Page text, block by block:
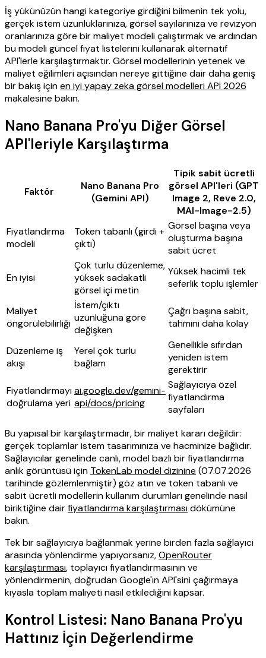
İş yükünüzün hangi kategoriye girdiğini bilmenin tek yolu,
gerçek istem uzunluklarınıza, görsel sayılarınıza ve revizyon
oranlarınıza göre bir maliyet modeli çalıştırmak ve ardından
bu modeli güncel fiyat listelerini kullanarak alternatif
API'lerle karşılaştırmaktır. Görsel modellerinin yetenek ve
maliyet eğilimleri açısından nereye gittiğine dair daha geniş
bir bakış içinen iyi yapay zeka görsel modelleri API 2026
makalesine bakın.
Nano Banana Pro'yu Diğer Görsel
API'leriyle Karşılaştırma
Faktör
Nano Banana Pro
(Gemini API)
Tipik sabit ücretli
görsel API'leri (GPT
Image 2, Reve 2.0,
MAI-Image-2.5)
Fiyatlandırma
modeli
Token tabanlı (girdi +
çıktı)
Görsel başına veya
oluşturma başına
sabit ücret
En iyisi
Çok turlu düzenleme,
yüksek sadakatli
görsel içi metin
Yüksek hacimli tek
seferlik toplu işlemler
Maliyet
öngörülebilirliği
İstem/çıktı
uzunluğuna göre
değişken
Çağrı başına sabit,
tahmini daha kolay
Düzenleme iş
akışı
Yerel çok turlu
bağlam
Genellikle sıfırdan
yeniden istem
gerektirir
Fiyatlandırmayı
doğrulama yeri
ai.google.dev/gemini-
api/docs/pricing
Sağlayıcıya özel
fiyatlandırma
sayfaları
Bu yapısal bir karşılaştırmadır, bir maliyet kararı değildir:
gerçek toplamlar istem tasarımınıza ve hacminize bağlıdır.
Sağlayıcılar genelinde canlı, model bazlı bir fiyatlandırma
anlık görüntüsü için TokenLab model dizinine (07.07.2026
tarihinde gözlemlenmiştir) göz atın ve token tabanlı ve
sabit ücretli modellerin kullanım durumları genelinde nasıl
biriktiğine dairfiyatlandırma karşılaştırmasıdökümüne
bakın.
Tek bir sağlayıcıya bağlanmak yerine birden fazla sağlayıcı
arasında yönlendirme yapıyorsanız,OpenRouter
karşılaştırması, toplayıcı fiyatlandırmasının ve
yönlendirmenin, doğrudan Google'ın API'sini çağırmaya
kıyasla toplam maliyeti nasıl etkilediğini kapsar.
Kontrol Listesi: Nano Banana Pro'yu
Hattınız İçin Değerlendirme